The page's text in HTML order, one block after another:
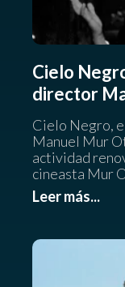
Cielo
director
Cielo Negro,
Manuel Mur
actividad
cineasta Mur
Leer más...